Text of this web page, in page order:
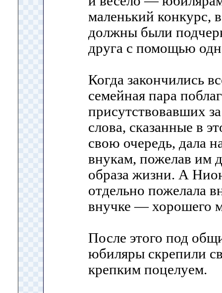
маленький конкурс,
должны были
друга с помощью
Когда закончились
семейная пара
присутствовавших
слова, сказанные в
свою очередь, дала
внукам, пожелав им
образа жизни. А
отдельно пожелала
внучке — хорошего
После этого под
юбиляры скрепили
крепким поцелуем.